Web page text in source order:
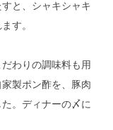
と、シャキシャキ
す。
わりの調味料も用
製ポン酢を、豚肉
。ディナーの〆に